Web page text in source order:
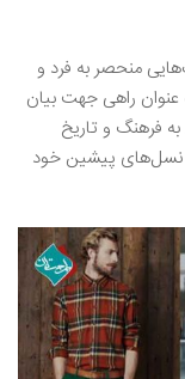
منحصر به فرد و
عنوان راهی جهت بیان
فرهنگ و تاریخ
نسل‌های پیشین خود